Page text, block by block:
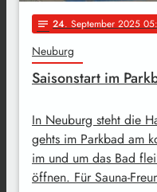
notes 24. September 2025
Neuburg
Saisonstart im
In Neuburg steht die
gehts im Parkbad am
im und um das Bad
öffnen. Für Sauna-